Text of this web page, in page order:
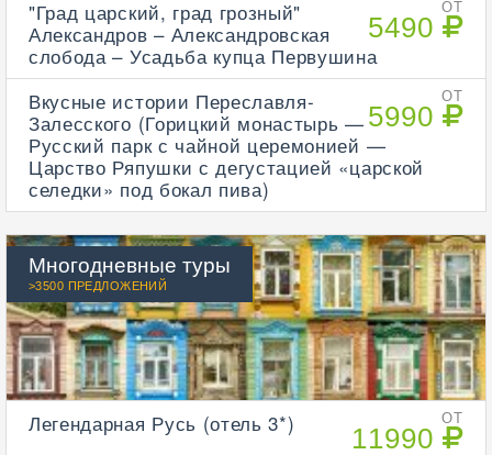
ОТ
5490
"Град царский, град грозный"
Александров – Александровская
слобода – Усадьба купца Первушина
ОТ
5990
Вкусные истории Переславля-
Залесского (Горицкий монастырь —
Русский парк с чайной церемонией —
Царство Ряпушки с дегустацией «царской
селедки» под бокал пива)
Многодневные туры
>3500 ПРЕДЛОЖЕНИЙ
ОТ
11990
Легендарная Русь (отель 3*)